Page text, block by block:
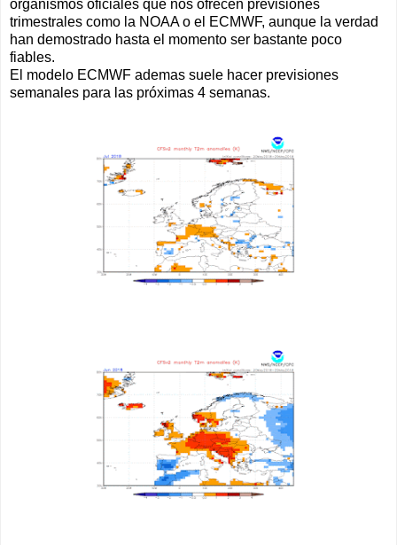
organismos oficiales que nos ofrecen previsiones
trimestrales como la NOAA o el ECMWF, aunque la verdad
han demostrado hasta el momento ser bastante poco
fiables.
El modelo ECMWF ademas suele hacer previsiones
semanales para las próximas 4 semanas.